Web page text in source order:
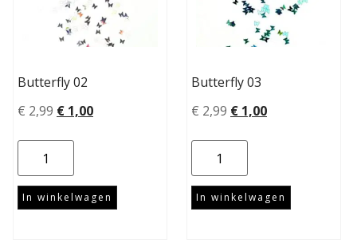
Butterfly 02
€ 2,99 € 1,00
In winkelwagen
Butterfly 03
€ 2,99 € 1,00
In winkelwagen